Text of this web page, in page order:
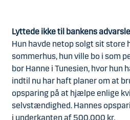
Lyttede ikke til bankens
Hun havde netop solgt sit store
sommerhus, hun ville bo i som
bor Hanne i Tunesien, hvor hun
indtil nu har haft planer om at
opsparing på at hjælpe enlige
selvstændighed. Hannes
i underkanten af 500.000 kr.